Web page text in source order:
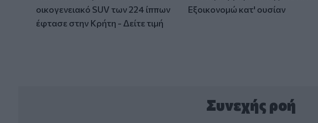
οικογενειακό SUV των 224 ίππων
έφτασε στην Κρήτη - Δείτε τιμή
Εξοικονομώ κατ' ουσίαν
Συνεχής ροή